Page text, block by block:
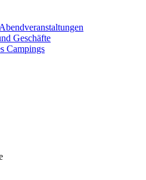
Geschäfte
Campings